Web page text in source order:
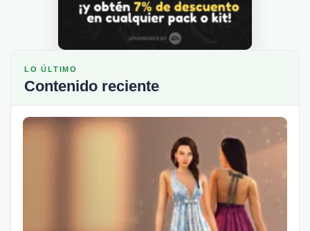
LO ÚLTIMO
Contenido reciente